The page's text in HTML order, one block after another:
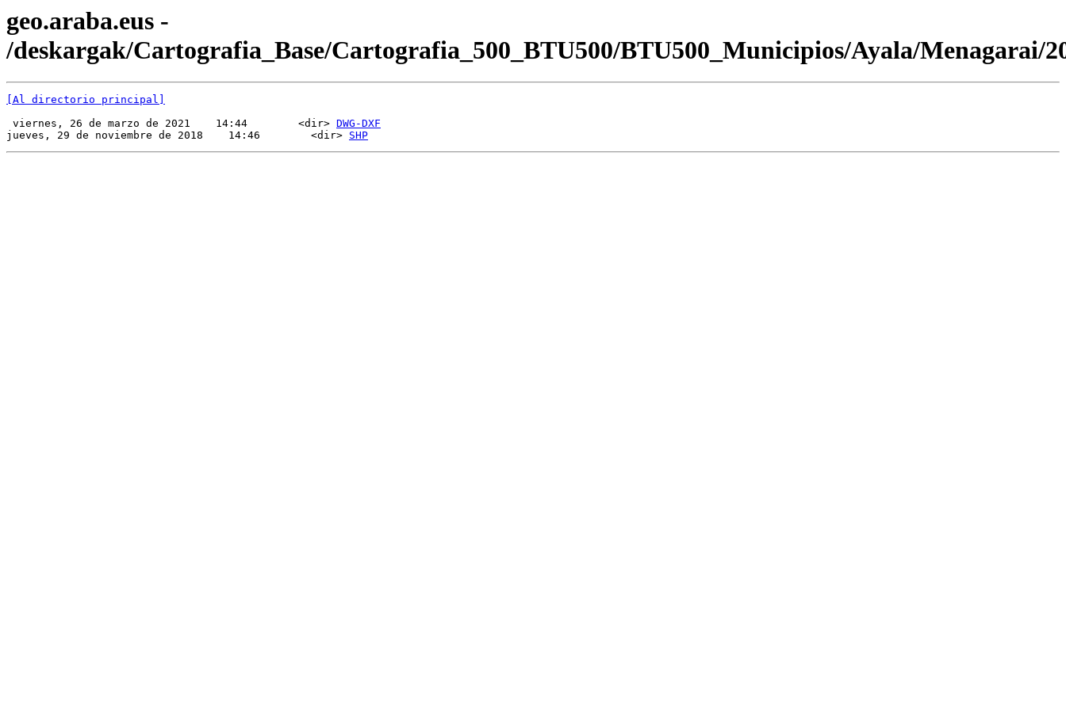
geo.araba.eus -
/deskargak/Cartografia_Base/Cartografia_500_BTU500/BTU500_Municipios/Ayala/Menagarai/
[Al directorio principal]
viernes, 26 de marzo de 2021    14:44        <dir> DWG-DXF
jueves, 29 de noviembre de 2018    14:46        <dir> SHP